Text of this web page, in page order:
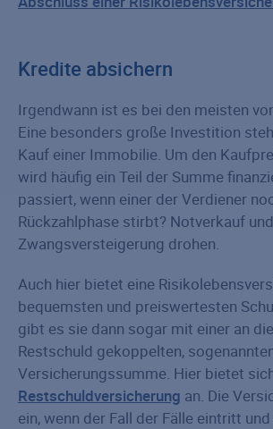
Kredite absichern
Irgendwann ist es bei den meisten
Eine besonders große Investition
Kauf einer Immobilie. Um den
wird häufig ein Teil der Summe
passiert, wenn einer der Verdiener
Rückzahlphase stirbt? Notverkauf und
Zwangsversteigerung drohen.
Auch hier bietet eine
bequemsten und preiswertesten
gibt es sie dann sogar mit einer an
Restschuld gekoppelten,
Versicherungs­summe. Hier bietet
Restschuldversicherung an. Die
ein, wenn der Fall der Fälle eintritt